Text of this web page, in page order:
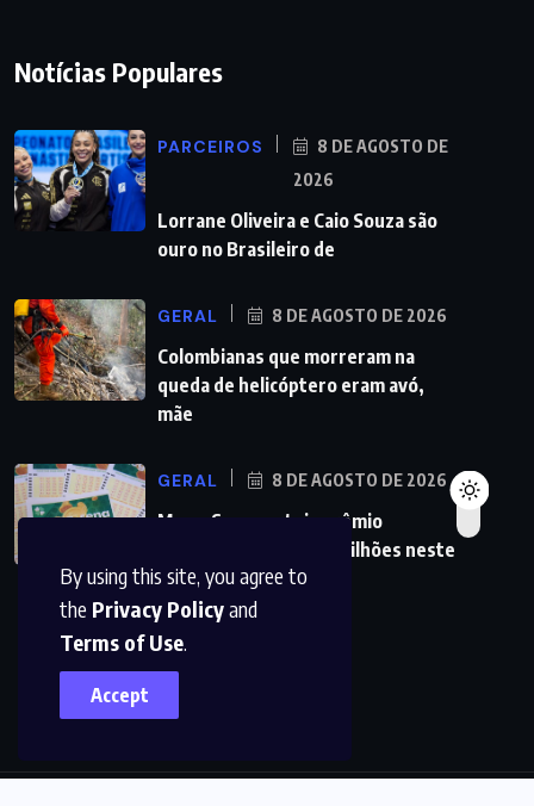
By using this site, you agree to
the Privacy Policyand
Terms of Use.
Accept
Notícias Populares
PARCEIROS
8 DE AGOSTO DE
2026
Lorrane Oliveira e Caio Souza são
ouro no Brasileiro de
GERAL 8 DE AGOSTO DE 2026
Colombianas que morreram na
queda de helicóptero eram avó,
mãe
GERAL 8 DE AGOSTO DE 2026
Mega-Sena sorteia prêmio
acumulado de R$ 165 milhões neste
domingo